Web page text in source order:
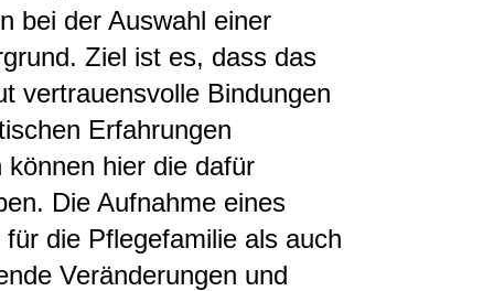
bei der Auswahl einer
Ziel ist es, dass das
vertrauensvolle Bindungen
Erfahrungen
hier die dafür
Die Aufnahme eines
die Pflegefamilie als auch
Veränderungen und